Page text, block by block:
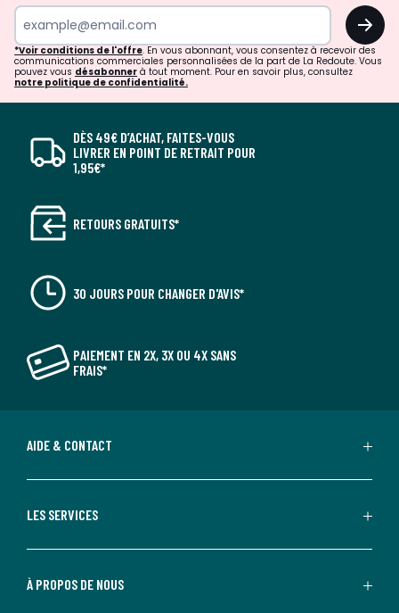
OK
*Voir conditions de l'offre. En vous abonnant, vous consentez à recevoir des
communications commerciales personnalisées de la part de La Redoute. Vous
pouvez vous désabonner à tout moment. Pour en savoir plus, consultez
notre politique de confidentialité.
DÈS 49€ D’ACHAT, FAITES-VOUS
LIVRER EN POINT DE RETRAIT POUR
1,95€*
RETOURS GRATUITS*
30 JOURS POUR CHANGER D'AVIS*
PAIEMENT EN 2X, 3X OU 4X SANS
FRAIS*
AIDE & CONTACT
LES SERVICES
À PROPOS DE NOUS